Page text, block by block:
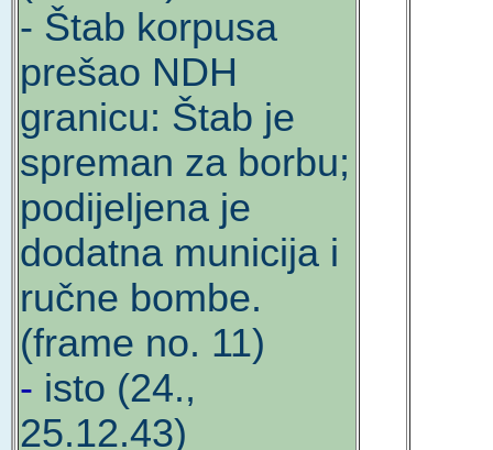
- Štab korpusa
prešao NDH
granicu: Štab je
spreman za borbu;
podijeljena je
dodatna municija i
ručne bombe.
(frame no. 11)
- isto (24.,
25.12.43)